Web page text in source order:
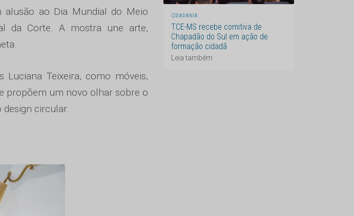
ao Dia Mundial do Meio
da Corte. A mostra une arte,
Teixeira, como móveis,
propõem um novo olhar sobre o
circular.
CIDADANIA
TCE-MS recebe comitiva de
Chapadão do Sul em ação de
formação cidadã
Leia também